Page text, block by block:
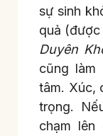
sự sinh
quả
Duyên
cũng làm
tâm. Xúc,
trọng.
chạm